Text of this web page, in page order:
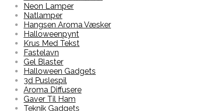
Neon Lamper
Natlamper
Hangsen Aroma Væsker
Halloweenpynt
Krus Med Tekst
Fastelavn
Gel Blaster
Halloween Gadgets
3d Puslespil
Aroma Diffusere
Gaver Til Ham
Teknik Gadgets